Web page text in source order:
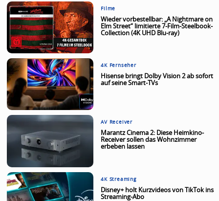
Filme
Wieder vorbestellbar: „A Nightmare on
Elm Street“ limitierte 7-Film-Steelbook-
Collection (4K UHD Blu-ray)
4K Fernseher
Hisense bringt Dolby Vision 2 ab sofort
auf seine Smart-TVs
AV Receiver
Marantz Cinema 2: Diese Heimkino-
Receiver sollen das Wohnzimmer
erbeben lassen
4K Streaming
Disney+ holt Kurzvideos von TikTok ins
Streaming-Abo